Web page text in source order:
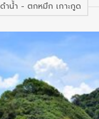
ดำน้ำ - ตกหมึก เกาะกูด